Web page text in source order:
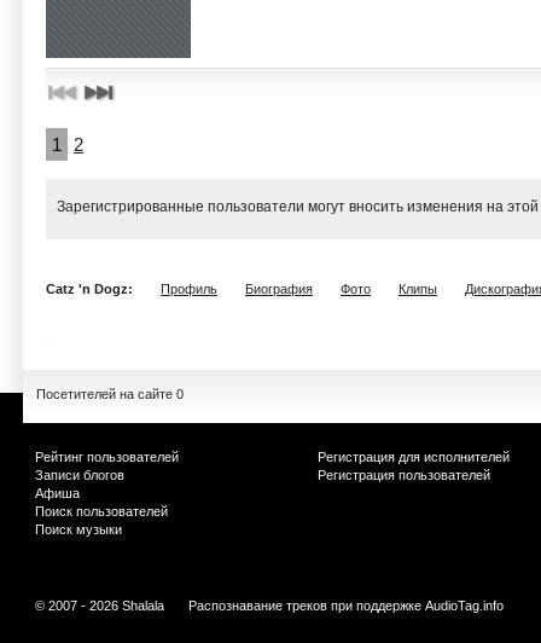
1 2
Зарегистрированные пользователи могут вносить изменения на
Catz 'n Dogz: Профиль Биография Фото Клипы
Посетителей на сайте 0
Рейтинг пользователей
Записи блогов
Афиша
Поиск пользователей
Поиск музыки
Регистрация для исполнителей
Регистрация пользователей
© 2007 - 2026 Shalala Распознавание треков при поддержке AudioTag.info